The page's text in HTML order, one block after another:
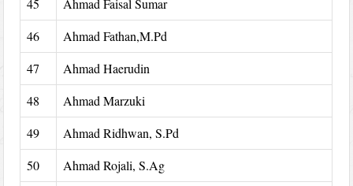
46
Ahmad Fathan,M.Pd
47
Ahmad Haerudin
48
Ahmad Marzuki
49
Ahmad Ridhwan, S.Pd
50
Ahmad Rojali, S.Ag